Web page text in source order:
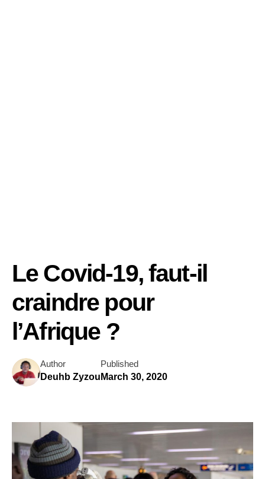
Le Covid-19, faut-il
craindre pour
l’Afrique ?
Author
Deuhb Zyzou
Published
March 30, 2020